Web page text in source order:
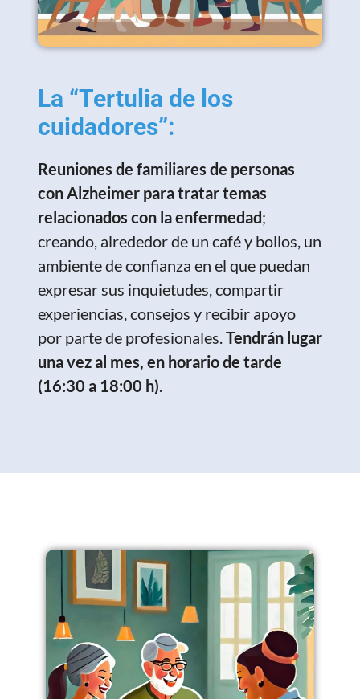
La “Tertulia de los
cuidadores”:
Reuniones de familiares de personas
con Alzheimer para tratar temas
relacionados con la enfermedad;
creando, alrededor de un café y bollos, un
ambiente de confianza en el que puedan
expresar sus inquietudes, compartir
experiencias, consejos y recibir apoyo
por parte de profesionales. Tendrán lugar
una vez al mes, en horario de tarde
(16:30 a 18:00 h)